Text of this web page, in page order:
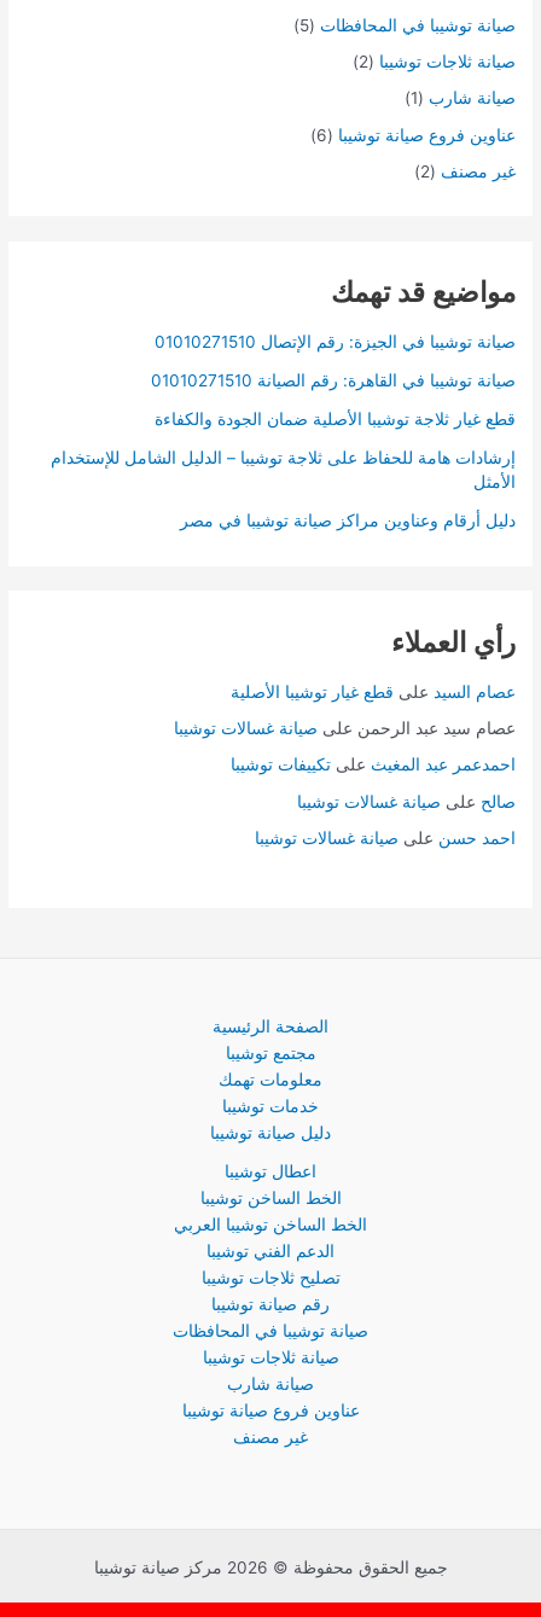
صيانة توشيبا في المحافظات (5)
صيانة ثلاجات توشيبا (2)
صيانة شارب (1)
عناوين فروع صيانة توشيبا (6)
غير مصنف (2)
مواضيع قد تهمك
صيانة توشيبا في الجيزة: رقم الإتصال 01010271510
صيانة توشيبا في القاهرة: رقم الصيانة 01010271510
قطع غيار ثلاجة توشيبا الأصلية ضمان الجودة والكفاءة
إرشادات هامة للحفاظ على ثلاجة توشيبا – الدليل الشامل للإستخدام
الأمثل
دليل أرقام وعناوين مراكز صيانة توشيبا في مصر
رأي العملاء
عصام السيد على قطع غيار توشيبا الأصلية
عصام سيد عبد الرحمن على صيانة غسالات توشيبا
احمدعمر عبد المغيث علىتكييفات توشيبا
صالح على صيانة غسالات توشيبا
احمد حسن على صيانة غسالات توشيبا
الصفحة الرئيسية
مجتمع توشيبا
معلومات تهمك
خدمات توشيبا
دليل صيانة توشيبا
اعطال توشيبا
الخط الساخن توشيبا
الخط الساخن توشيبا العربي
الدعم الفني توشيبا
تصليح ثلاجات توشيبا
رقم صيانة توشيبا
صيانة توشيبا في المحافظات
صيانة ثلاجات توشيبا
صيانة شارب
عناوين فروع صيانة توشيبا
غير مصنف
جميع الحقوق محفوظة © 2026 مركز صيانة توشيبا